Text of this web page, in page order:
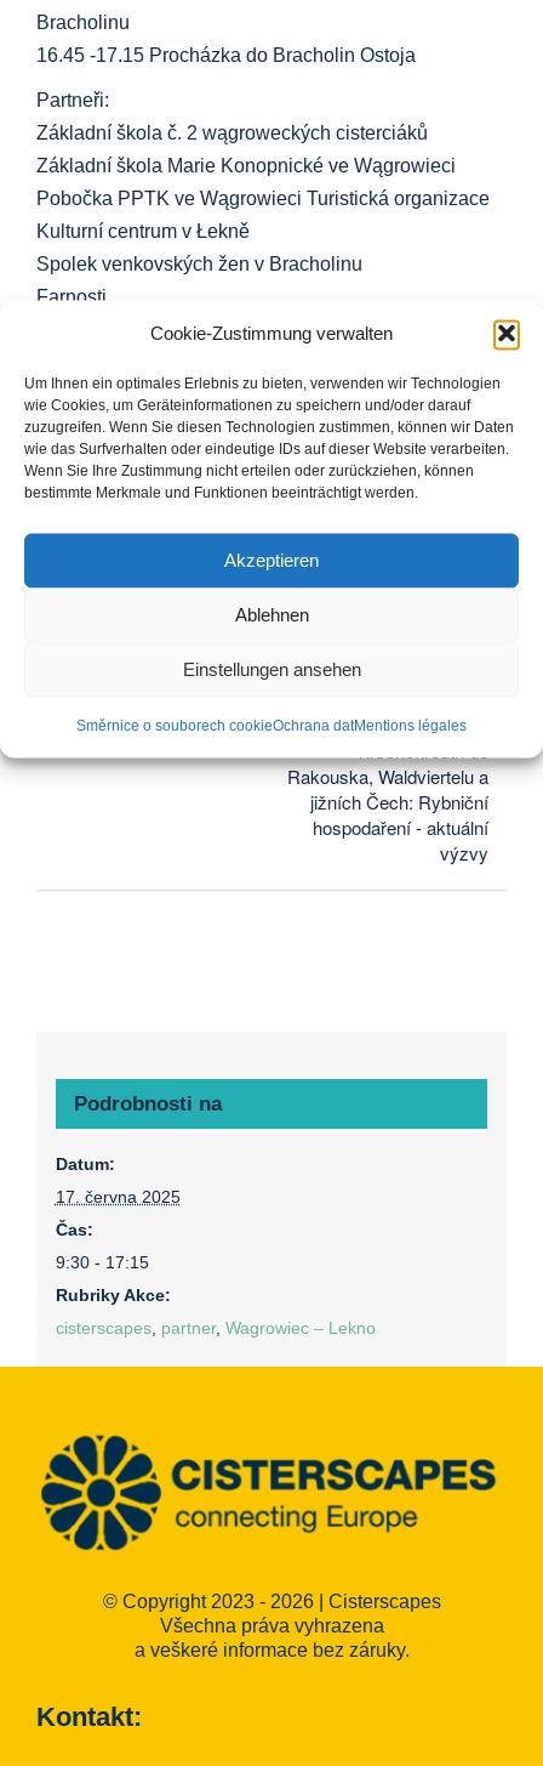
Cookie-Zustimmung verwalten
Um Ihnen ein optimales Erlebnis zu bieten, verwenden wir Technologien
wie Cookies, um Geräteinformationen zu speichern und/oder darauf
zuzugreifen. Wenn Sie diesen Technologien zustimmen, können wir Daten
wie das Surfverhalten oder eindeutige IDs auf dieser Website verarbeiten.
Wenn Sie Ihre Zustimmung nicht erteilen oder zurückziehen, können
bestimmte Merkmale und Funktionen beeinträchtigt werden.
Akzeptieren
Ablehnen
Einstellungen ansehen
Směrnice o souborech cookieOchrana datMentions légales
Bracholinu
16.45 -17.15 Procházka do Bracholin Ostoja
Partneři:
Základní škola č. 2 wągroweckých cisterciáků
Základní škola Marie Konopnické ve Wągrowieci
Pobočka PPTK ve Wągrowieci Turistická organizace
Kulturní centrum v Łekně
Spolek venkovských žen v Bracholinu
Farnosti
Sdílet tento příspěvek...
LinkedInWhatsApp
ARGE Fisch
Rakouska, Waldviertelu a
jižních Čech: Rybniční
hospodaření - aktuální
výzvy
Podrobnosti na
Datum:
17. června 2025
Čas:
9:30 - 17:15
Rubriky Akce:
cisterscapes, partner, Wagrowiec – Lekno
© Copyright 2023 - 2026 | Cisterscapes
Všechna práva vyhrazena
a veškeré informace bez záruky.
Kontakt: